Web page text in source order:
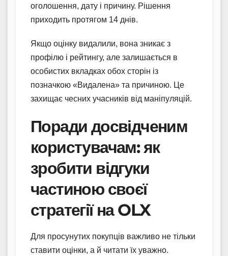
оголошення, дату і причину. Рішення
приходить протягом 14 днів.
Якщо оцінку видалили, вона зникає з
профілю і рейтингу, але залишається в
особистих вкладках обох сторін із
позначкою «Видалена» та причиною. Це
захищає чесних учасників від маніпуляцій.
Поради досвідченим
користувачам: як
зробити відгуки
частиною своєї
стратегії на OLX
Для просунутих покупців важливо не тільки
ставити оцінки, а й читати їх уважно.